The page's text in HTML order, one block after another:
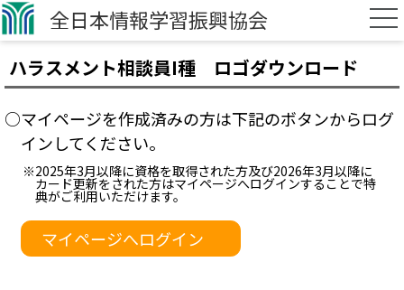
全日本情報学習振興協会
ハラスメント相談員I種 ロゴダウンロード
○マイページを作成済みの方は下記のボタンからログ
インしてください。
※2025年3月以降に資格を取得された方及び2026年3月以降に
カード更新をされた方はマイページへログインすることで特
典がご利用いただけます。
マイページへログイン